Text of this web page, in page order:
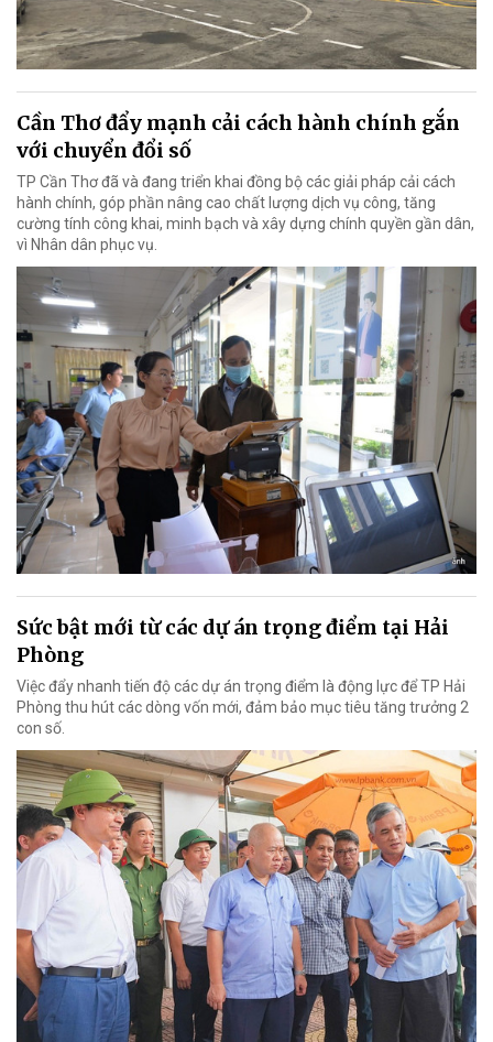
Cần Thơ đẩy mạnh cải cách hành chính gắn
với chuyển đổi số
TP Cần Thơ đã và đang triển khai đồng bộ các giải pháp cải cách
hành chính, góp phần nâng cao chất lượng dịch vụ công, tăng
cường tính công khai, minh bạch và xây dựng chính quyền gần dân,
vì Nhân dân phục vụ.
Sức bật mới từ các dự án trọng điểm tại Hải
Phòng
Việc đẩy nhanh tiến độ các dự án trọng điểm là động lực để TP Hải
Phòng thu hút các dòng vốn mới, đảm bảo mục tiêu tăng trưởng 2
con số.